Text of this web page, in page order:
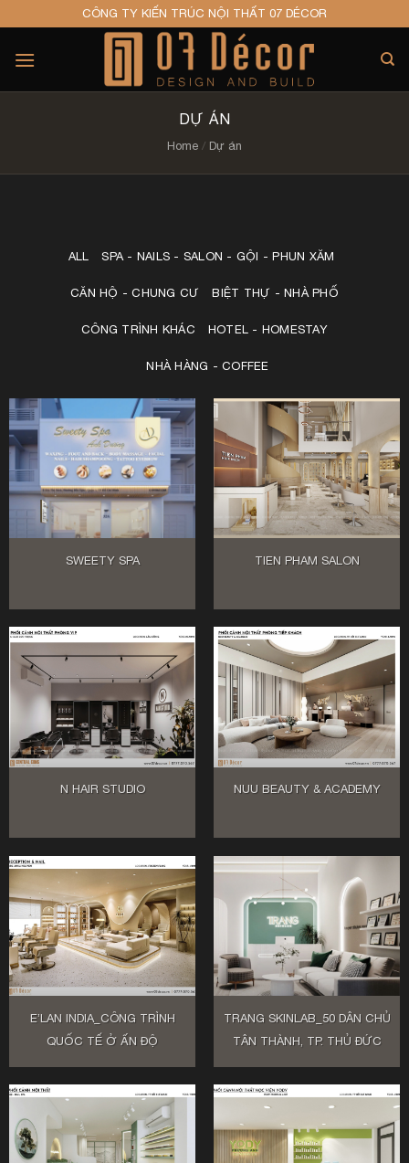
to
content
CÔNG TY KIẾN TRÚC NỘI THẤT 07 DÉCOR
DỰ ÁN
Home / Dự án
ALL SPA - NAILS - SALON - GỘI - PHUN XĂM
CĂN HỘ - CHUNG CƯ BIỆT THỰ - NHÀ PHỐ
CÔNG TRÌNH KHÁC HOTEL - HOMESTAY
NHÀ HÀNG - COFFEE
SWEETY SPA TIEN PHAM SALON
N HAIR STUDIO NUU BEAUTY & ACADEMY
E’LAN INDIA_CÔNG TRÌNH
QUỐC TẾ Ở ẤN ĐỘ
TRANG SKINLAB_50 DÂN CHỦ
TÂN THÀNH, TP. THỦ ĐỨC